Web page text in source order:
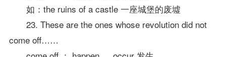
如：the ruins of a castle 一座城堡的废墟
23. These are the ones whose revolution did not
come off……